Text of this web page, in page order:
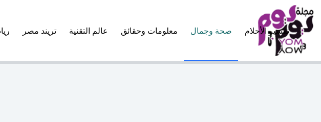
إلى
المحتوى
تفسير الأحلام صحة وجمال معلومات وحقائق عالم التقنية تريند مصر